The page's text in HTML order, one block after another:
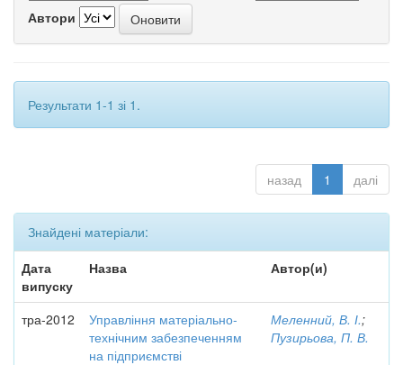
Автори
Результати 1-1 зі 1.
назад 1 далі
Знайдені матеріали:
Дата
випуску
Назва Автор(и)
тра-2012
Управління матеріально-
технічним забезпеченням
на підприємстві
Меленний, В. І.;
Пузирьова, П. В.